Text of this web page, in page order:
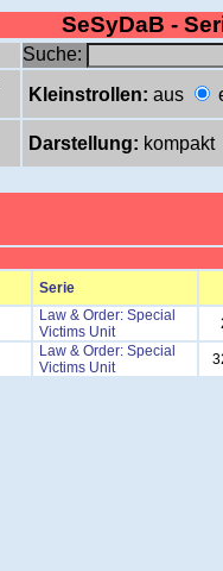
SeSyDaB -
Suche:
Kleinstrollen: aus
Darstellung: kompakt
Serie
Law & Order: Special
Victims Unit
Law & Order: Special
Victims Unit